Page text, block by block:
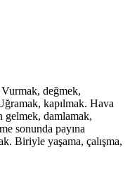
değmek,
kapılmak. Hava
gelmek, damlamak,
sonunda payına
Biriyle yaşama, çalışma,